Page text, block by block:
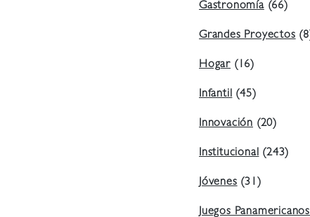
Gastronomía(66)
Grandes Proyectos
Hogar (16)
Infantil(45)
Innovación (20)
Institucional(243)
Jóvenes(31)
Juegos Panamericanos